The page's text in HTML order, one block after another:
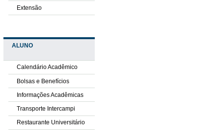
Extensão
ALUNO
Calendário Acadêmico
Bolsas e Benefícios
Informações Acadêmicas
Transporte Intercampi
Restaurante Universitário